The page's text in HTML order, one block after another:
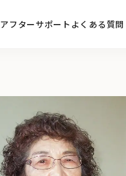
アフターサポート よくある質問